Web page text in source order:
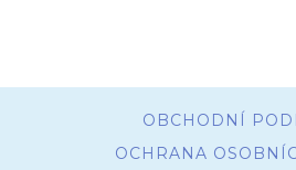
OBCHODNÍ
OCHRANA